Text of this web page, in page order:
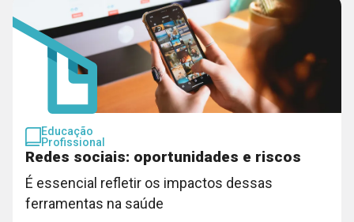
Educação
Profissional
Redes sociais: oportunidades e riscos
É essencial refletir os impactos dessas
ferramentas na saúde